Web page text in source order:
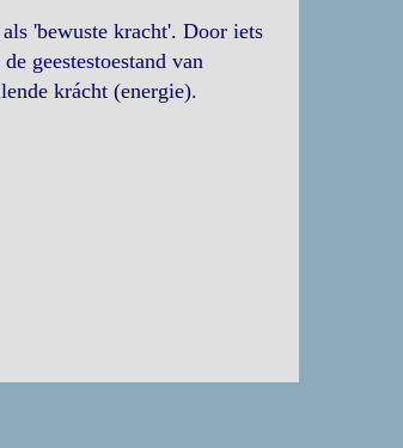
'bewuste kracht'. Door iets
geestestoestand van
krácht (energie).